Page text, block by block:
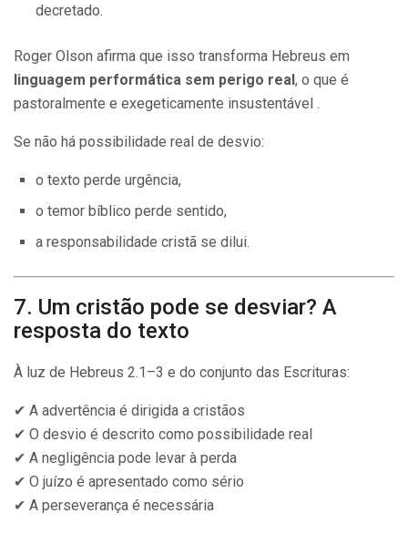
decretado.
Roger Olson afirma que isso transforma Hebreus em
linguagem performática sem perigo real, o que é
pastoralmente e exegeticamente insustentável .
Se não há possibilidade real de desvio:
o texto perde urgência,
o temor bíblico perde sentido,
a responsabilidade cristã se dilui.
7. Um cristão pode se desviar? A
resposta do texto
À luz de Hebreus 2.1–3 e do conjunto das Escrituras:
✔ A advertência é dirigida a cristãos
✔ O desvio é descrito como possibilidade real
✔ A negligência pode levar à perda
✔ O juízo é apresentado como sério
✔ A perseverança é necessária